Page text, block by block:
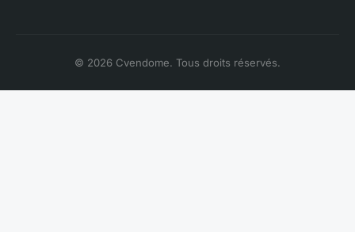
© 2026 Cvendome. Tous droits réservés.